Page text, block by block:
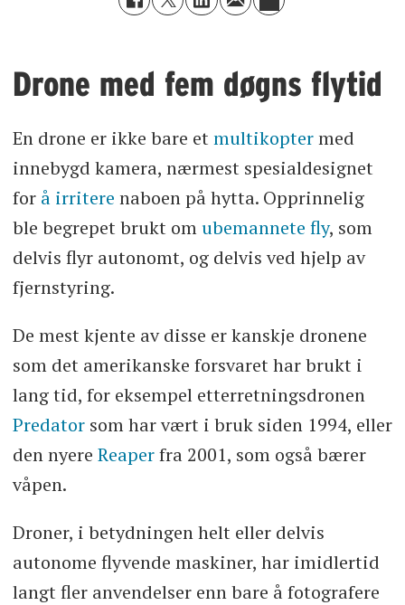
Drone med fem døgns flytid
En drone er ikke bare et multikoptermed
innebygd kamera, nærmest spesialdesignet
for å irritere naboen på hytta. Opprinnelig
ble begrepet brukt om ubemannete fly, som
delvis flyr autonomt, og delvis ved hjelp av
fjernstyring.
De mest kjente av disse er kanskje dronene
som det amerikanske forsvaret har brukt i
lang tid, for eksempel etterretningsdronen
Predatorsom har vært i bruk siden 1994, eller
den nyere Reaperfra 2001, som også bærer
våpen.
Droner, i betydningen helt eller delvis
autonome flyvende maskiner, har imidlertid
langt fler anvendelser enn bare å fotografere